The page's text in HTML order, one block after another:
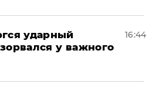
ударный
у важного
16:44